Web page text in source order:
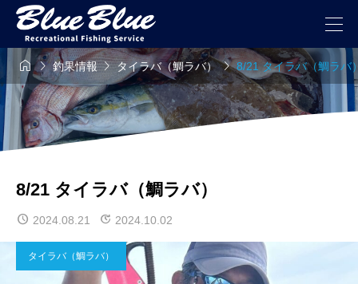
釣果情報タイラバ（鯛ラバ）8/21 タイラバ（鯛ラバ
8/21 タイラバ（鯛ラバ）
2024.08.21 2024.10.02
タイラバ（鯛ラバ）